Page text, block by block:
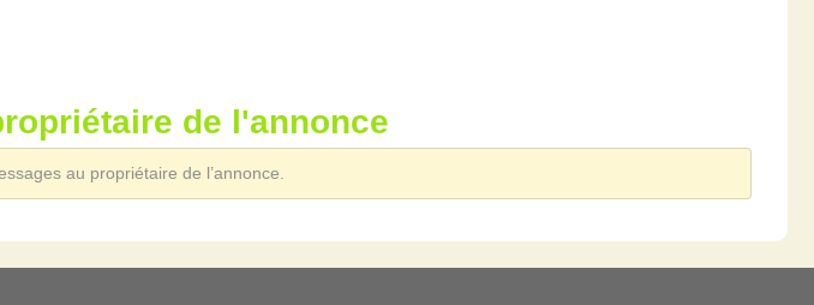
de l'annonce
au propriétaire de l’annonce.